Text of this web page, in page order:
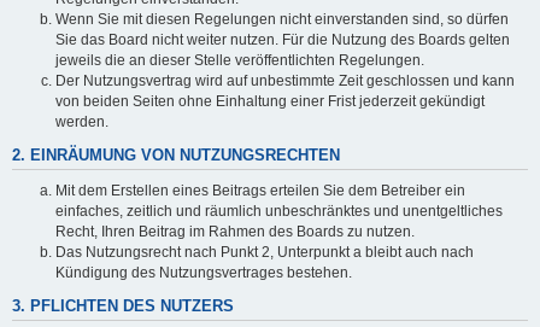
Wenn Sie mit diesen Regelungen nicht einverstanden sind, so dürfen
Sie das Board nicht weiter nutzen. Für die Nutzung des Boards gelten
jeweils die an dieser Stelle veröffentlichten Regelungen.
Der Nutzungsvertrag wird auf unbestimmte Zeit geschlossen und kann
von beiden Seiten ohne Einhaltung einer Frist jederzeit gekündigt
werden.
2. EINRÄUMUNG VON NUTZUNGSRECHTEN
Mit dem Erstellen eines Beitrags erteilen Sie dem Betreiber ein
einfaches, zeitlich und räumlich unbeschränktes und unentgeltliches
Recht, Ihren Beitrag im Rahmen des Boards zu nutzen.
Das Nutzungsrecht nach Punkt 2, Unterpunkt a bleibt auch nach
Kündigung des Nutzungsvertrages bestehen.
3. PFLICHTEN DES NUTZERS